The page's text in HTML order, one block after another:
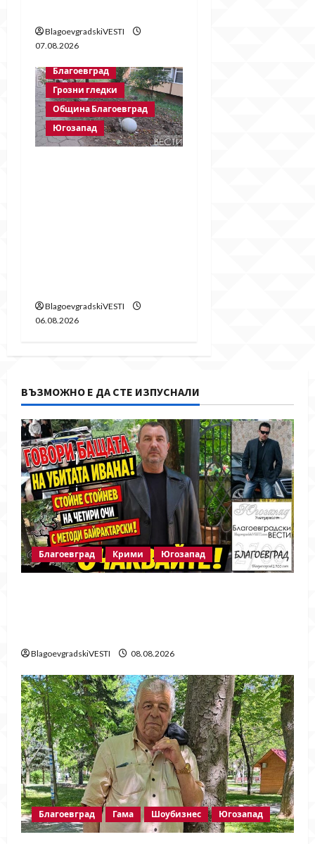
BlagoevgradskiVESTI
07.08.2026
Благоевград
Грозни гледки
Община Благоевград
Югозапад
BlagoevgradskiVESTI
06.08.2026
ВЪЗМОЖНО Е ДА СТЕ ИЗПУСНАЛИ
Благоевград Крими Югозапад
BlagoevgradskiVESTI 08.08.2026
Благоевград Гама Шоубизнес Югозапад